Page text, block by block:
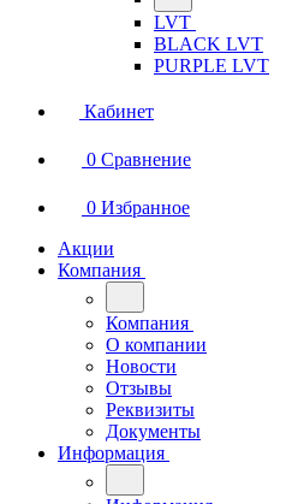
LVT
BLACK LVT
PURPLE LVT
Кабинет
0 Сравнение
0 Избранное
Акции
Компания
Компания
О компании
Новости
Отзывы
Реквизиты
Документы
Информация